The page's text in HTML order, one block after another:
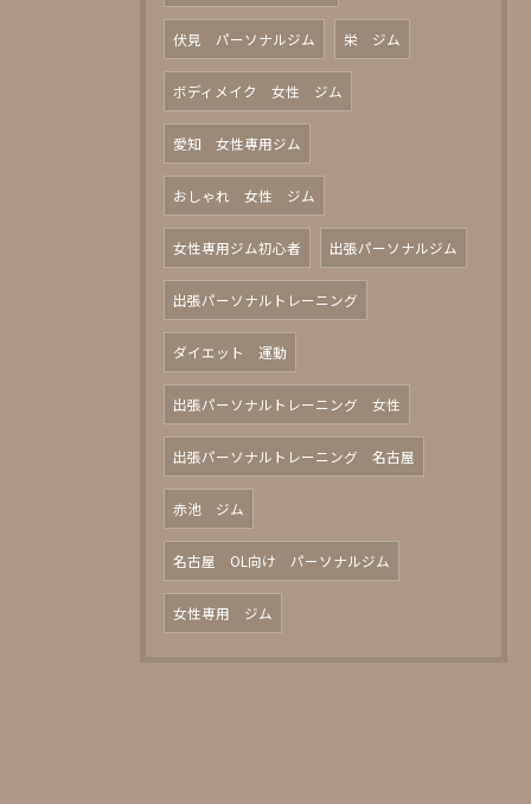
伏見 パーソナルジム 栄 ジム
ボディメイク 女性 ジム
愛知 女性専用ジム
おしゃれ 女性 ジム
女性専用ジム初心者 出張パーソナルジム
出張パーソナルトレーニング
ダイエット 運動
出張パーソナルトレーニング 女性
出張パーソナルトレーニング 名古屋
赤池 ジム
名古屋 OL向け パーソナルジム
女性専用 ジム